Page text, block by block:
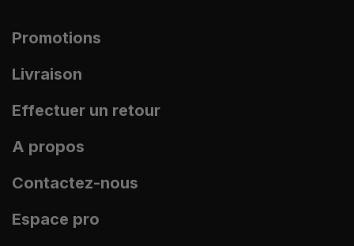
Promotions
Livraison
Effectuer un retour
A propos
Contactez-nous
Espace pro